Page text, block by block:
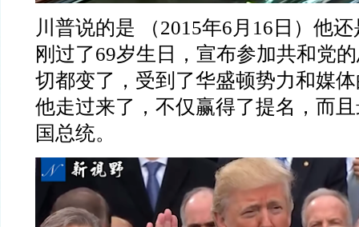
川普说的是 （2015年6 月 16 日）他
刚过了69岁生日，宣布参加共和党
切都变了，受到了华盛顿势力和媒
他走过来了，不仅赢得了提名，而
国总统。